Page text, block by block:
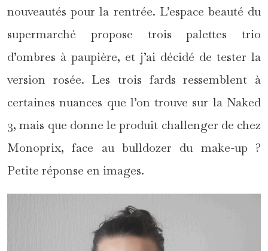
nouveautés pour la rentrée. L’espace beauté du
supermarché propose trois palettes trio
d’ombres à paupière, et j’ai décidé de tester la
version rosée. Les trois fards ressemblent à
certaines nuances que l’on trouve sur la Naked
3, mais que donne le produit challenger de chez
Monoprix, face au bulldozer du make-up ?
Petite réponse en images.